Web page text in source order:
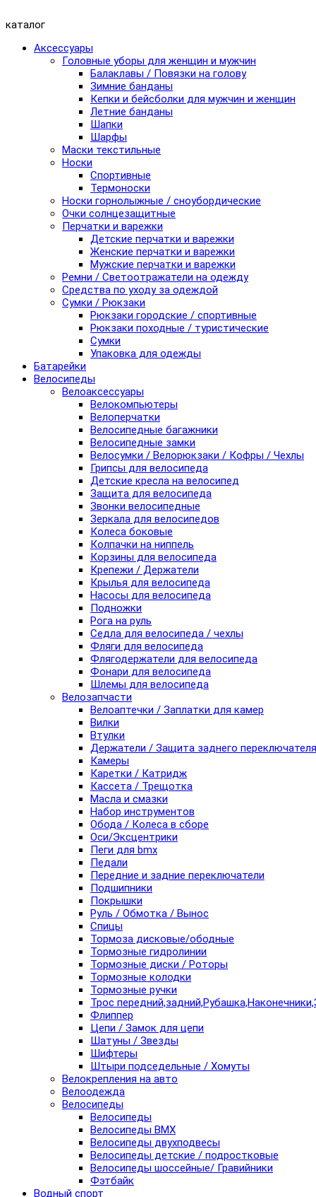
каталог
Аксессуары
Головные уборы для женщин и мужчин
Балаклавы / Повязки на голову
Зимние банданы
Кепки и бейсболки для мужчин и женщин
Летние банданы
Шапки
Шарфы
Маски текстильные
Носки
Спортивные
Термоноски
Носки горнолыжные / сноубордические
Очки солнцезащитные
Перчатки и варежки
Детские перчатки и варежки
Женские перчатки и варежки
Мужские перчатки и варежки
Ремни / Светоотражатели на одежду
Средства по уходу за одеждой
Сумки / Рюкзаки
Рюкзаки городские / спортивные
Рюкзаки походные / туристические
Сумки
Упаковка для одежды
Батарейки
Велосипеды
Велоаксессуары
Велокомпьютеры
Велоперчатки
Велосипедные багажники
Велосипедные замки
Велосумки / Велорюкзаки / Кофры / Чехлы
Грипсы для велосипеда
Детские кресла на велосипед
Защита для велосипеда
Звонки велосипедные
Зеркала для велосипедов
Колеса боковые
Колпачки на ниппель
Корзины для велосипеда
Крепежи / Держатели
Крылья для велосипеда
Насосы для велосипеда
Подножки
Рога на руль
Седла для велосипеда / чехлы
Фляги для велосипеда
Флягодержатели для велосипеда
Фонари для велосипеда
Шлемы для велосипеда
Велозапчасти
Велоаптечки / Заплатки для камер
Вилки
Втулки
Держатели / Защита заднего переключателя
Камеры
Каретки / Катридж
Кассета / Трещотка
Масла и смазки
Набор инструментов
Обода / Колеса в сборе
Оси/Эксцентрики
Пеги для bmx
Педали
Передние и задние переключатели
Подшипники
Покрышки
Руль / Обмотка / Вынос
Спицы
Тормоза дисковые/ободные
Тормозные гидролинии
Тормозные диски / Роторы
Тормозные колодки
Тормозные ручки
Трос
Флиппер
Цепи / Замок для цепи
Шатуны / Звезды
Шифтеры
Штыри подседельные / Хомуты
Велокрепления на авто
Велоодежда
Велосипеды
Велосипеды
Велосипеды BMX
Велосипеды двухподвесы
Велосипеды детские / подростковые
Велосипеды шоссейные/ Гравийники
Фэтбайк
Водный спорт